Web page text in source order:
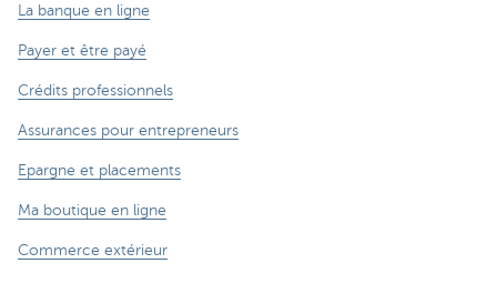
La banque en ligne
Payer et être payé
Crédits professionnels
Assurances pour entrepreneurs
Epargne et placements
Ma boutique en ligne
Commerce extérieur